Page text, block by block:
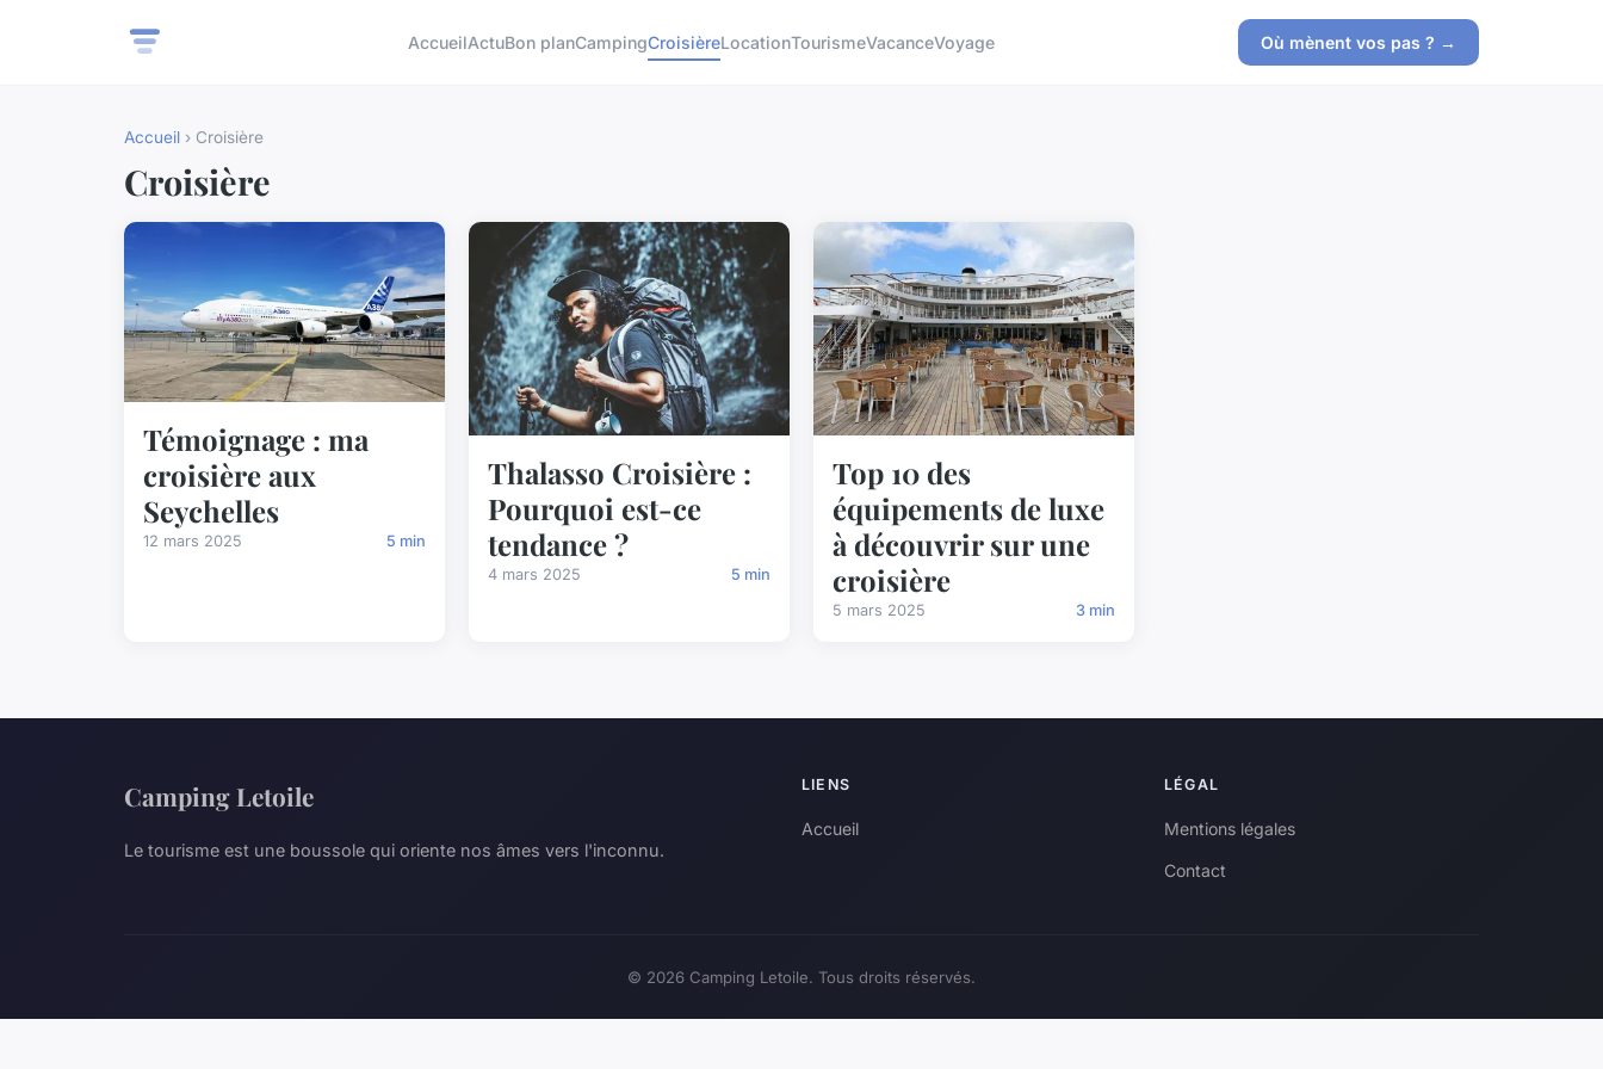
AccueilActuBon planCampingCroisièreLocationTourismeVacanceVoyage Où mènent vos pas ? →
Accueil › Croisière
Croisière
Témoignage : ma
croisière aux
Seychelles
12 mars 2025 5 min
Thalasso Croisière :
Pourquoi est-ce
tendance ?
4 mars 2025 5 min
Top 10 des
équipements de luxe
à découvrir sur une
croisière
5 mars 2025 3 min
Camping Letoile
Le tourisme est une boussole qui oriente nos âmes vers l'inconnu.
LIENS
Accueil
LÉGAL
Mentions légales
Contact
© 2026 Camping Letoile. Tous droits réservés.